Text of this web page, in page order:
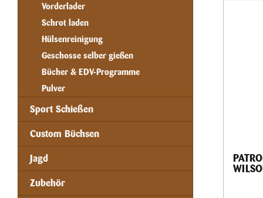
Vorderlader
Schrot laden
Hülsenreinigung
Geschosse selber gießen
Bücher & EDV-Programme
Pulver
Sport Schießen
Custom Büchsen
Jagd
Zubehör